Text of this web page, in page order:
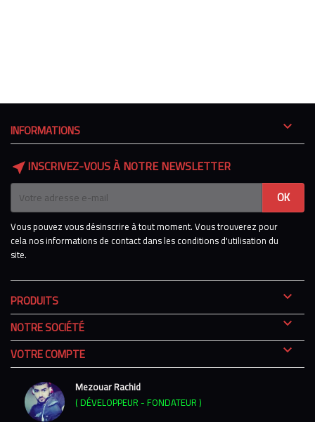
INFORMATIONS 
near_meINSCRIVEZ-VOUS À NOTRE NEWSLETTER
Vous pouvez vous désinscrire à tout moment. Vous trouverez pour
cela nos informations de contact dans les conditions d'utilisation du
site.
PRODUITS 
NOTRE SOCIÉTÉ 
VOTRE COMPTE 
Mezouar Rachid
( DÉVELOPPEUR - FONDATEUR )